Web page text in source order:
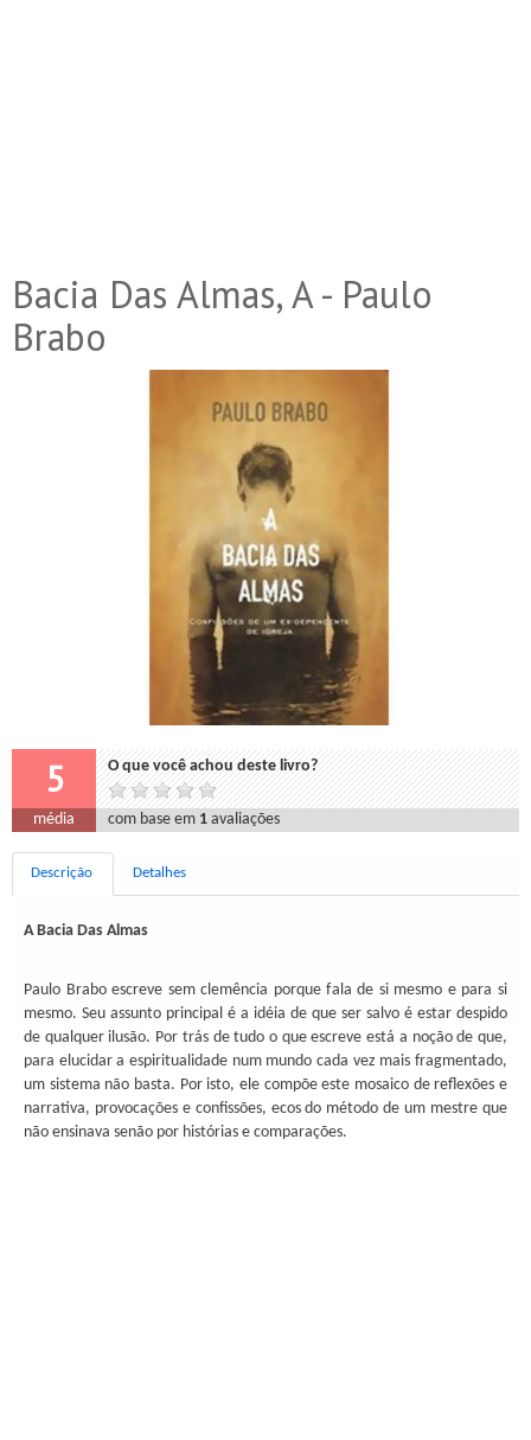
Bacia Das Almas, A - Paulo
Brabo
5 O que você achou deste livro?
média com base em 1 avaliações
Descrição Detalhes
A Bacia Das Almas
Paulo Brabo escreve sem clemência porque fala de si mesmo e para si
mesmo. Seu assunto principal é a idéia de que ser salvo é estar despido
de qualquer ilusão. Por trás de tudo o que escreve está a noção de que,
para elucidar a espiritualidade num mundo cada vez mais fragmentado,
um sistema não basta. Por isto, ele compõe este mosaico de reflexões e
narrativa, provocações e confissões, ecos do método de um mestre que
não ensinava senão por histórias e comparações.